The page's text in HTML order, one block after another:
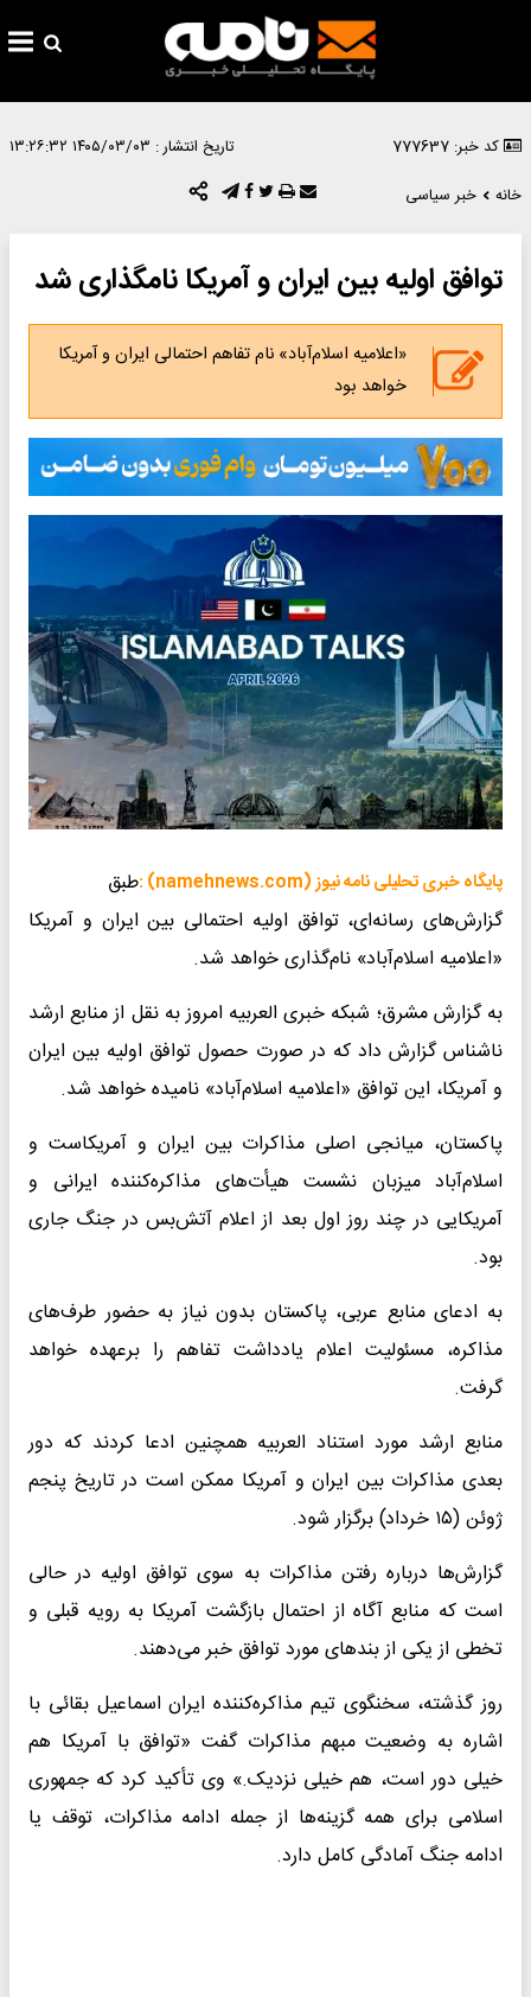
کد خبر: 777637 تاریخ انتشار : ۱۴۰۵/۰۳/۰۳ ۱۳:۲۶:۳۲
خانه
خبر سیاسی
توافق اولیه بین ایران و آمریکا نامگذاری شد
«اعلامیه اسلام‌آباد» نام تفاهم احتمالی ایران و آمریکا
خواهد بود
پایگاه خبری تحلیلی نامه نیوز (namehnews.com) :
طبق
گزارش‌های رسانه‌ای، توافق اولیه احتمالی بین ایران و آمریکا
«اعلامیه اسلام‌آباد» نام‌گذاری خواهد شد.
به گزارش مشرق؛ شبکه خبری العربیه امروز به نقل از منابع ارشد
ناشناس گزارش داد که در صورت حصول توافق اولیه بین ایران
و آمریکا، این توافق «اعلامیه اسلام‌آباد» نامیده خواهد شد.
پاکستان، میانجی اصلی مذاکرات بین ایران و آمریکاست و
اسلام‌آباد میزبان نشست هیأت‌های مذاکره‌کننده ایرانی و
آمریکایی در چند روز اول بعد از اعلام آتش‌بس در جنگ جاری
بود.
به ادعای منابع عربی، پاکستان بدون نیاز به حضور طرف‌های
مذاکره‌، مسئولیت اعلام یادداشت تفاهم را برعهده خواهد
گرفت.
منابع ارشد مورد استناد العربیه همچنین ادعا کردند که دور
بعدی مذاکرات بین ایران و آمریکا ممکن است در تاریخ پنجم
ژوئن (۱۵ خرداد) برگزار شود.
گزارش‌ها درباره رفتن مذاکرات به سوی توافق اولیه در حالی
است که منابع آگاه از احتمال بازگشت آمریکا به رویه قبلی و
تخطی از یکی از بندهای مورد توافق خبر می‌دهند.
روز گذشته، سخنگوی تیم مذاکره‌کننده ایران اسماعیل بقائی با
اشاره به وضعیت مبهم مذاکرات گفت «توافق با آمریکا هم
خیلی دور است، هم خیلی نزدیک.» وی تأکید کرد که جمهوری
اسلامی برای همه گزینه‌ها از جمله ادامه مذاکرات، توقف یا
ادامه جنگ آمادگی کامل دارد.